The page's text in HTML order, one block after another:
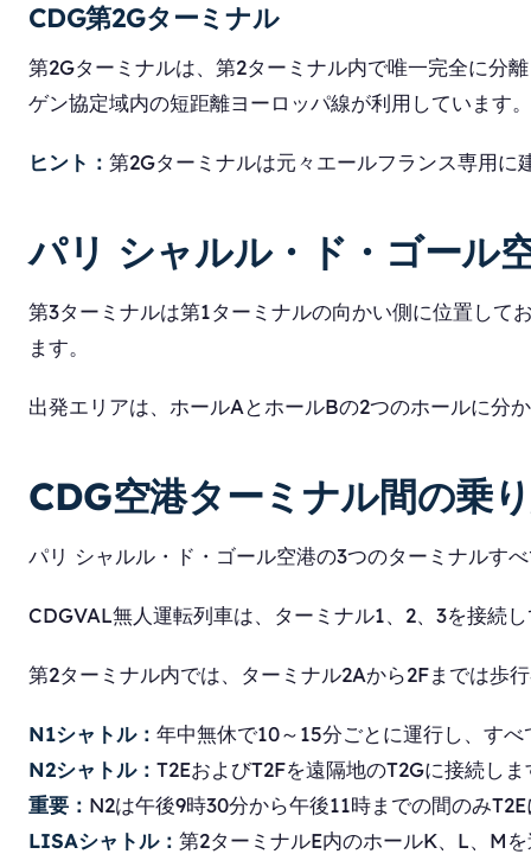
CDG第2Gターミナル
第2Gターミナルは、第2ターミナル内で唯一完全に分
ゲン協定域内の短距離ヨーロッパ線が利用しています。
ヒント： 第2Gターミナルは元々エールフランス専用に
パリ シャルル・ド・ゴール
第3ターミナルは第1ターミナルの向かい側に位置して
ます。
出発エリアは、ホールAとホールBの2つのホールに分
CDG空港ターミナル間の乗
パリ シャルル・ド・ゴール空港の3つのターミナルす
CDGVAL無人運転列車は、ターミナル1、2、3を接続
第2ターミナル内では、ターミナル2Aから2Fまでは歩
N1シャトル： 年中無休で10～15分ごとに運行し、す
N2シャトル： T2EおよびT2Fを遠隔地のT2Gに接続し
重要： N2は午後9時30分から午後11時までの間のみ
LISAシャトル： 第2ターミナルE内のホールK、L、M